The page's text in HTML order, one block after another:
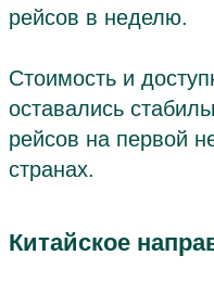
рейсов в неделю.
Стоимость и
оставались
рейсов на первой
странах.
Китайское